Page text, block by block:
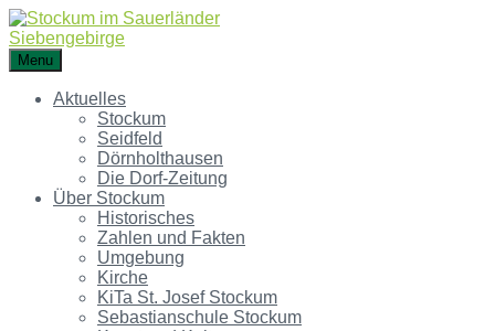
Menu
Aktuelles
Stockum
Seidfeld
Dörnholthausen
Die Dorf-Zeitung
Über Stockum
Historisches
Zahlen und Fakten
Umgebung
Kirche
KiTa St. Josef Stockum
Sebastianschule Stockum